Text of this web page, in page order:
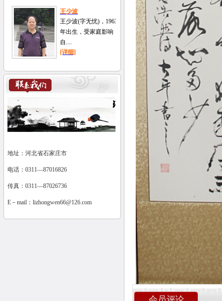
地址：河北省石家庄市
电话：0311—87016826
传真：0311—87026736
E－mail： lizhongwen66@126.com